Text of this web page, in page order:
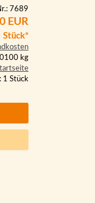
7689
EUR
Stück*
kg
1 Stück